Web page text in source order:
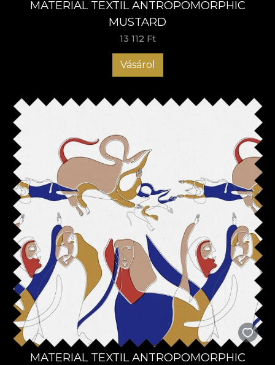
MATERIAL TEXTIL ANTROPOMORPHIC
MUSTARD
13 112 Ft
Vásárol
MATERIAL TEXTIL ANTROPOMORPHIC